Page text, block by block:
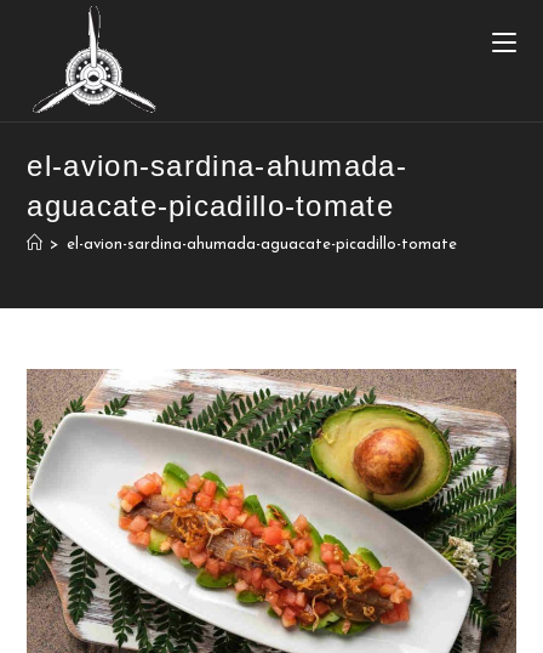
el-avion-sardina-ahumada-
aguacate-picadillo-tomate
> el-avion-sardina-ahumada-aguacate-picadillo-tomate